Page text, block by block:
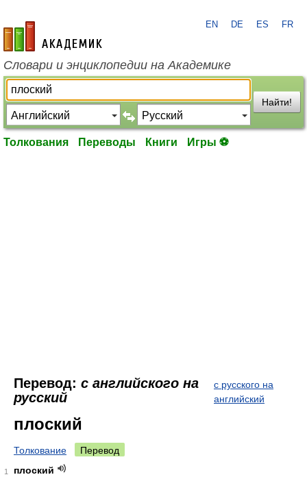
academic.ru
EN DE ES FR
Словари и энциклопедии на Академике
Найти!
Толкования Переводы Книги Игры ⚽
Перевод: с английского на
русский
с русского на
английский
плоский
Толкование Перевод
1
плоский